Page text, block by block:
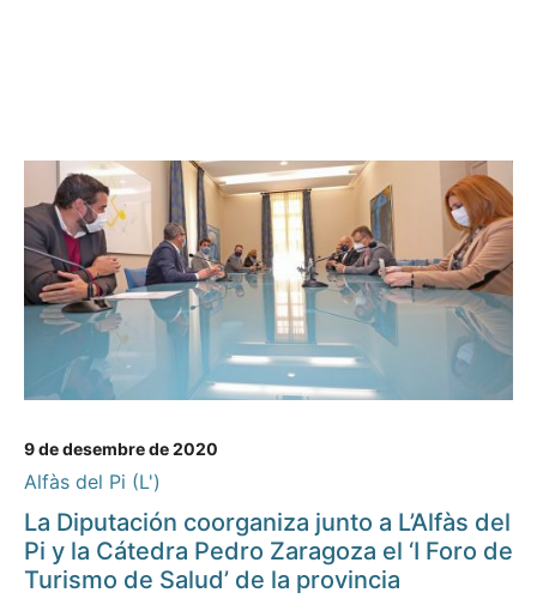
9 de desembre de 2020
Alfàs del Pi (L')
La Diputación coorganiza junto a L’Alfàs del
Pi y la Cátedra Pedro Zaragoza el ‘I Foro de
Turismo de Salud’ de la provincia